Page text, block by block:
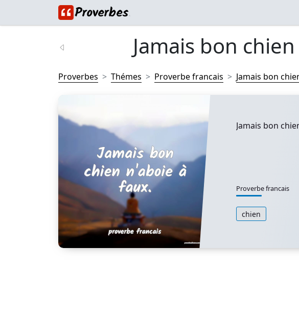
Jamais bon
Proverbes Thémes Proverbe francais Jamais bon
Jamais bon
Proverbe francais
chien